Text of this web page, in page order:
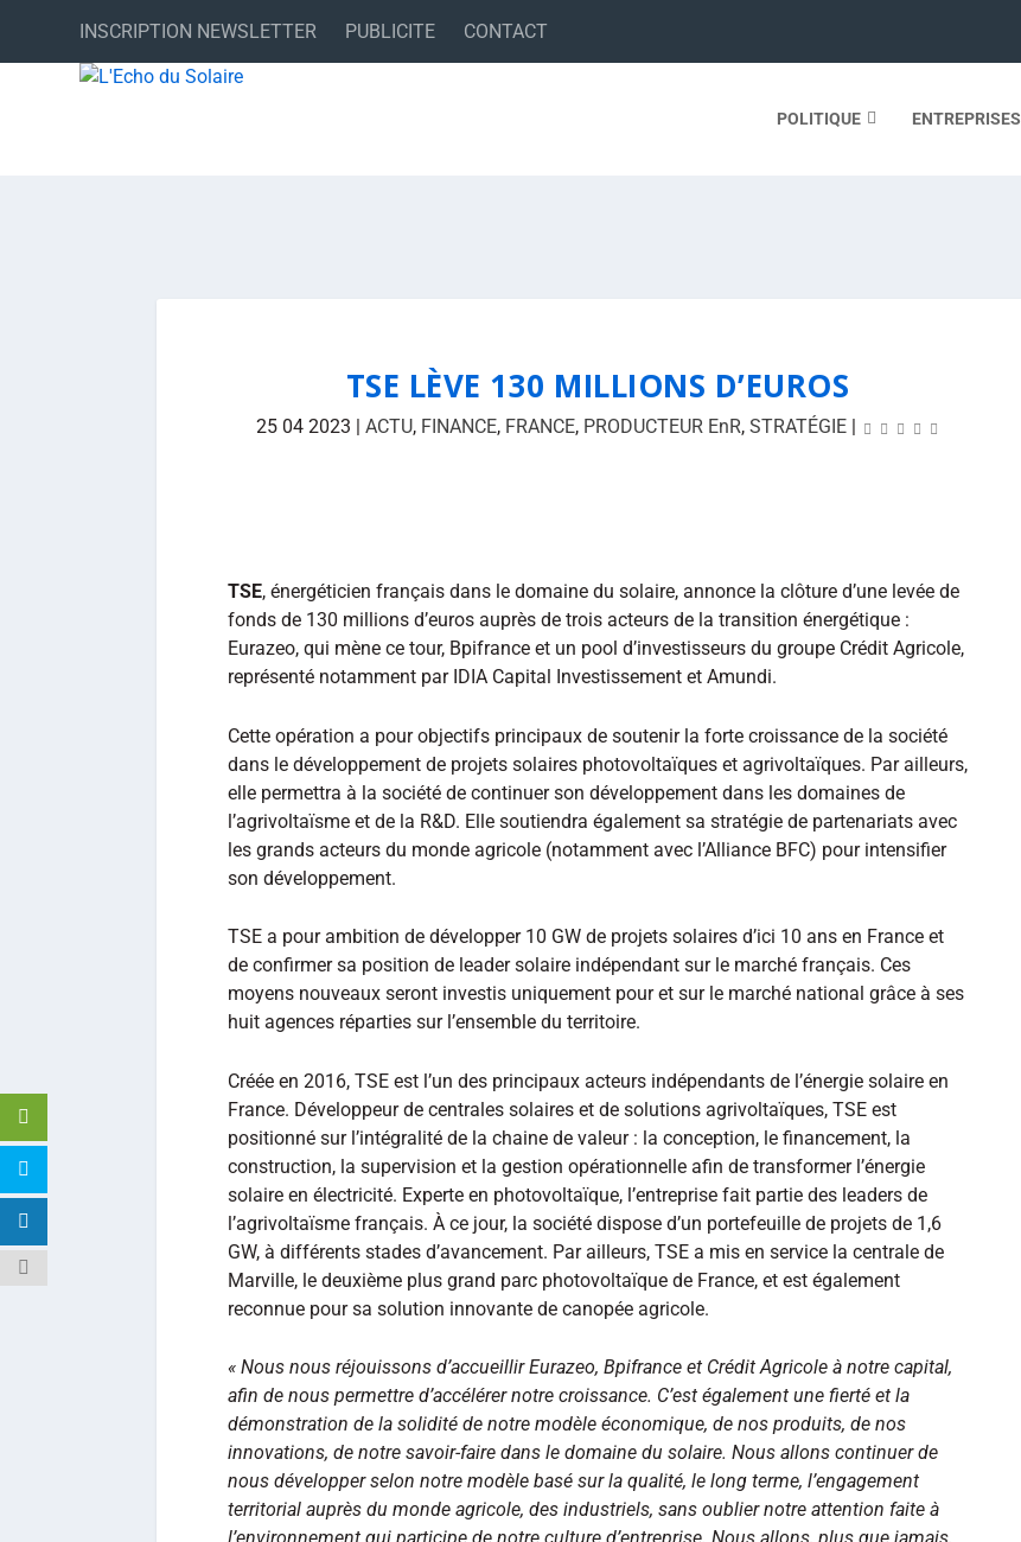
INSCRIPTION NEWSLETTER PUBLICITE CONTACT
POLITIQUE ENTREPRISES
TSE LÈVE 130 MILLIONS D’EUROS
25 04 2023 | ACTU, FINANCE, FRANCE, PRODUCTEUR EnR, STRATÉGIE |
TSE, énergéticien français dans le domaine du solaire, annonce la clôture d’une levée de
fonds de 130 millions d’euros auprès de trois acteurs de la transition énergétique :
Eurazeo, qui mène ce tour, Bpifrance et un pool d’investisseurs du groupe Crédit Agricole,
représenté notamment par IDIA Capital Investissement et Amundi.
Cette opération a pour objectifs principaux de soutenir la forte croissance de la société
dans le développement de projets solaires photovoltaïques et agrivoltaïques. Par ailleurs,
elle permettra à la société de continuer son développement dans les domaines de
l’agrivoltaïsme et de la R&D. Elle soutiendra également sa stratégie de partenariats avec
les grands acteurs du monde agricole (notamment avec l’Alliance BFC) pour intensifier
son développement.
TSE a pour ambition de développer 10 GW de projets solaires d’ici 10 ans en France et
de confirmer sa position de leader solaire indépendant sur le marché français. Ces
moyens nouveaux seront investis uniquement pour et sur le marché national grâce à ses
huit agences réparties sur l’ensemble du territoire.
Créée en 2016, TSE est l’un des principaux acteurs indépendants de l’énergie solaire en
France. Développeur de centrales solaires et de solutions agrivoltaïques, TSE est
positionné sur l’intégralité de la chaine de valeur : la conception, le financement, la
construction, la supervision et la gestion opérationnelle afin de transformer l’énergie
solaire en électricité. Experte en photovoltaïque, l’entreprise fait partie des leaders de
l’agrivoltaïsme français. À ce jour, la société dispose d’un portefeuille de projets de 1,6
GW, à différents stades d’avancement. Par ailleurs, TSE a mis en service la centrale de
Marville, le deuxième plus grand parc photovoltaïque de France, et est également
reconnue pour sa solution innovante de canopée agricole.
« Nous nous réjouissons d’accueillir Eurazeo, Bpifrance et Crédit Agricole à notre capital,
afin de nous permettre d’accélérer notre croissance. C’est également une fierté et la
démonstration de la solidité de notre modèle économique, de nos produits, de nos
innovations, de notre savoir-faire dans le domaine du solaire. Nous allons continuer de
nous développer selon notre modèle basé sur la qualité, le long terme, l’engagement
territorial auprès du monde agricole, des industriels, sans oublier notre attention faite à